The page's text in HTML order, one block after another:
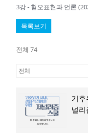
3강 - 혐오표현과 언론
목록보기
전체 74
기
널